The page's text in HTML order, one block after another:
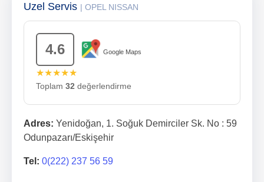
Uzel Servis | OPEL NISSAN
4.6 Google Maps
★★★★★
Toplam 32 değerlendirme
Adres: Yenidoğan, 1. Soğuk Demirciler Sk. No : 59
Odunpazarı/Eskişehir
Tel: 0(222) 237 56 59